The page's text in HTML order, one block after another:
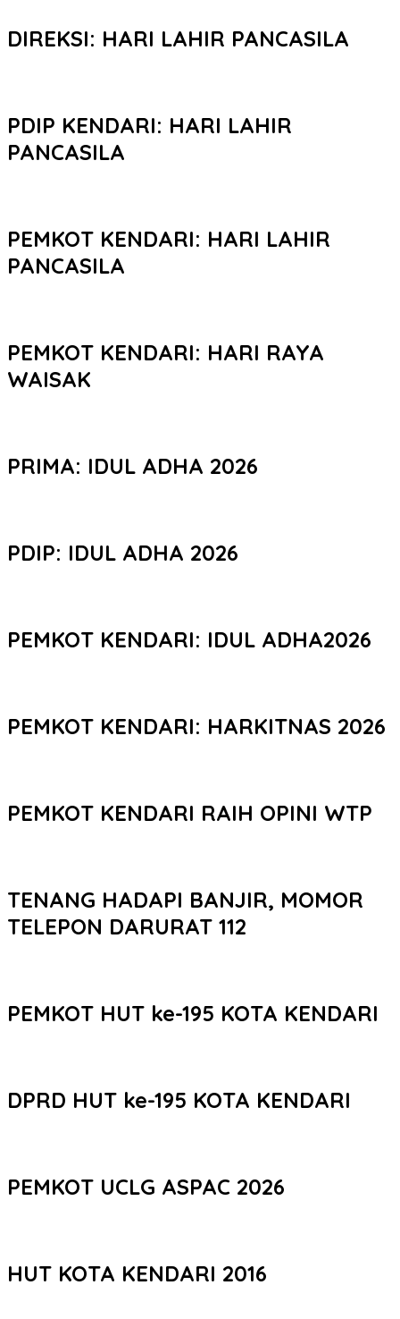
DIREKSI: HARI LAHIR PANCASILA
PDIP KENDARI: HARI LAHIR
PANCASILA
PEMKOT KENDARI: HARI LAHIR
PANCASILA
PEMKOT KENDARI: HARI RAYA
WAISAK
PRIMA: IDUL ADHA 2026
PDIP: IDUL ADHA 2026
PEMKOT KENDARI: IDUL ADHA2026
PEMKOT KENDARI: HARKITNAS 2026
PEMKOT KENDARI RAIH OPINI WTP
TENANG HADAPI BANJIR, MOMOR
TELEPON DARURAT 112
PEMKOT HUT ke-195 KOTA KENDARI
DPRD HUT ke-195 KOTA KENDARI
PEMKOT UCLG ASPAC 2026
HUT KOTA KENDARI 2016